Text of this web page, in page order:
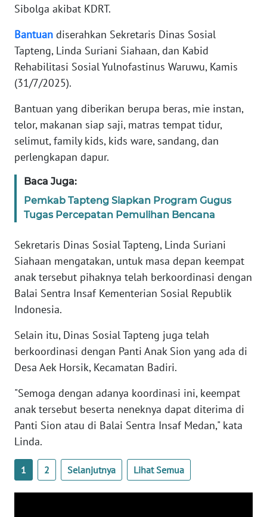
Sibolga akibat KDRT.
Bantuan diserahkan Sekretaris Dinas Sosial
Tapteng, Linda Suriani Siahaan, dan Kabid
Rehabilitasi Sosial Yulnofastinus Waruwu, Kamis
(31/7/2025).
Bantuan yang diberikan berupa beras, mie instan,
telor, makanan siap saji, matras tempat tidur,
selimut, family kids, kids ware, sandang, dan
perlengkapan dapur.
Baca Juga:
Pemkab Tapteng Siapkan Program Gugus
Tugas Percepatan Pemulihan Bencana
Sekretaris Dinas Sosial Tapteng, Linda Suriani
Siahaan mengatakan, untuk masa depan keempat
anak tersebut pihaknya telah berkoordinasi dengan
Balai Sentra Insaf Kementerian Sosial Republik
Indonesia.
Selain itu, Dinas Sosial Tapteng juga telah
berkoordinasi dengan Panti Anak Sion yang ada di
Desa Aek Horsik, Kecamatan Badiri.
"Semoga dengan adanya koordinasi ini, keempat
anak tersebut beserta neneknya dapat diterima di
Panti Sion atau di Balai Sentra Insaf Medan," kata
Linda.
1 2 Selanjutnya Lihat Semua
WN
JAMBI
WN
SULTRA
WN
NTB
SULTENG
SULBAR
WN
BABEL
SUMBAR
WN
WN
BENGKULU
WN
LAMPUNG